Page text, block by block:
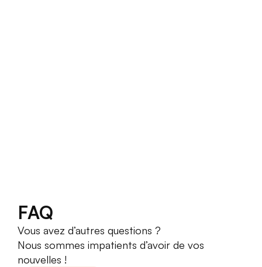
FAQ
Vous avez d’autres questions ?
Nous sommes impatients d’avoir de vos
nouvelles !